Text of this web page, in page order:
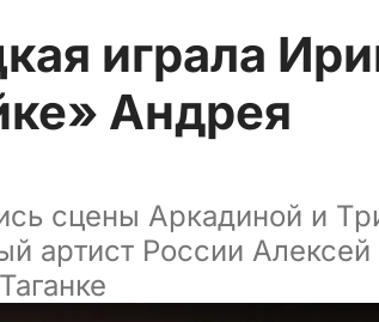
играла
Андрея
сцены Аркадиной и
артист России